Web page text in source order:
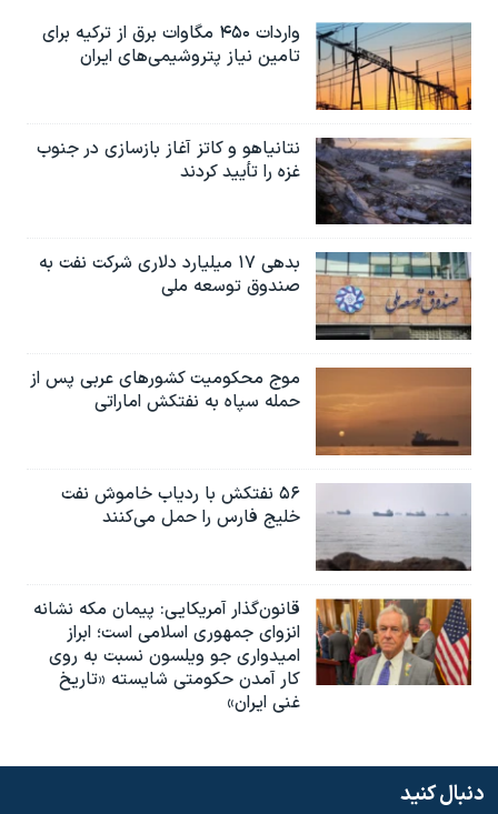
واردات ۴۵۰ مگاوات برق از ترکیه برای
تامین نیاز پتروشیمی‌های ایران
نتانیاهو و کاتز آغاز بازسازی در جنوب
غزه را تأیید کردند
بدهی ۱۷ میلیارد دلاری شرکت نفت به
صندوق توسعه ملی
موج محکومیت کشورهای عربی پس از
حمله سپاه به نفتکش اماراتی
۵۶ نفتکش با ردیاب خاموش نفت
خلیج فارس را حمل می‌کنند
قانون‌گذار آمریکایی: پیمان مکه نشانه
انزوای جمهوری اسلامی است؛ ابراز
امیدواری جو ویلسون نسبت به روی
کار آمدن حکومتی شایسته «تاریخ
غنی ایران»
دنبال کنید